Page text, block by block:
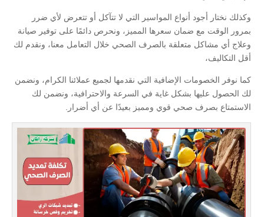
وكذلك نختار أجود أنواع المواسير التي لا تتآكل أو تتعرض لأي ضرر
بمرور الوقت مع ضمان سعرها المميز، ونحرص دائمًا على توفير صيانة
وعلاج أي مشاكل متعلقة بالصرف الصحي خلال التعامل معنا، ونقدم لك
أقل التكاليف،
كما نوفر الخصومات الإضافية التي نقدمها لجميع عملائنا الكرام، ونضمن
لك الحصول عليها بشكل غاية في السرعة والاحترافية، ونضمن لك
الاستمتاع بصرف صحي قوي ومميز بعيدًا عن أي أضرار.